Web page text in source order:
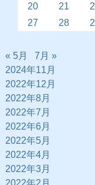
20
21
27
28
« 5月
7月 »
2024年11月
2022年12月
2022年8月
2022年7月
2022年6月
2022年5月
2022年4月
2022年3月
2022年2月